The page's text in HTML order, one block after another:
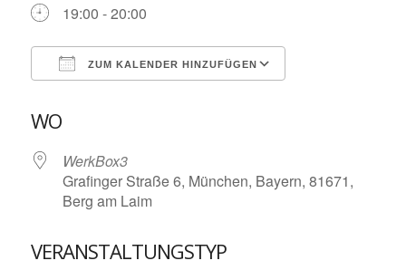
19:00 - 20:00
ZUM KALENDER HINZUFÜGEN
WO
WerkBox3
Grafinger Straße 6, München, Bayern, 81671,
Berg am Laim
VERANSTALTUNGSTYP